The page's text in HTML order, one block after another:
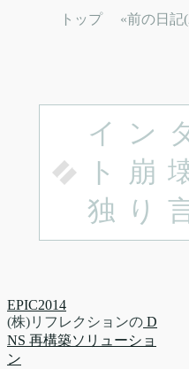
トップ «前の日記
イン
ト崩
独り
EPIC2014
(株)リフレクションの D
NS 再構築ソリューショ
ン